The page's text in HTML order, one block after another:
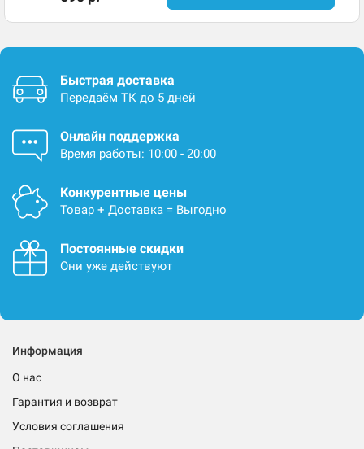
Быстрая доставка
Передаём ТК до 5 дней
Онлайн поддержка
Время работы: 10:00 - 20:00
Конкурентные цены
Товар + Доставка = Выгодно
Постоянные скидки
Они уже действуют
Информация
О нас
Гарантия и возврат
Условия соглашения